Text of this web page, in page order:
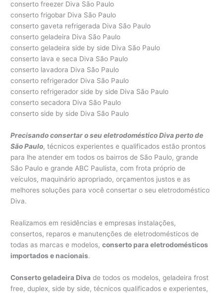
conserto freezer Diva São Paulo
conserto frigobar Diva São Paulo
conserto gaveta refrigerada Diva São Paulo
conserto geladeira Diva São Paulo
conserto geladeira side by side Diva São Paulo
conserto lava e seca Diva São Paulo
conserto lavadora Diva São Paulo
conserto refrigerador Diva São Paulo
conserto refrigerador side by side Diva São Paulo
conserto secadora Diva São Paulo
conserto side by side Diva São Paulo
Precisando consertar o seu eletrodoméstico Diva perto de
São Paulo, técnicos experientes e qualificados estão prontos
para lhe atender em todos os bairros de São Paulo, grande
São Paulo e grande ABC Paulista, com frota próprio de
veículos, maquinário apropriado, orçamentos justos e as
melhores soluções para você consertar o seu eletrodoméstico
Diva.
Realizamos em residências e empresas instalações,
consertos, reparos e manutenções de eletrodomésticos de
todas as marcas e modelos,conserto para eletrodomésticos
importados e nacionais.
Conserto geladeira Diva de todos os modelos, geladeira frost
free, duplex, side by side, técnicos qualificados e experientes,